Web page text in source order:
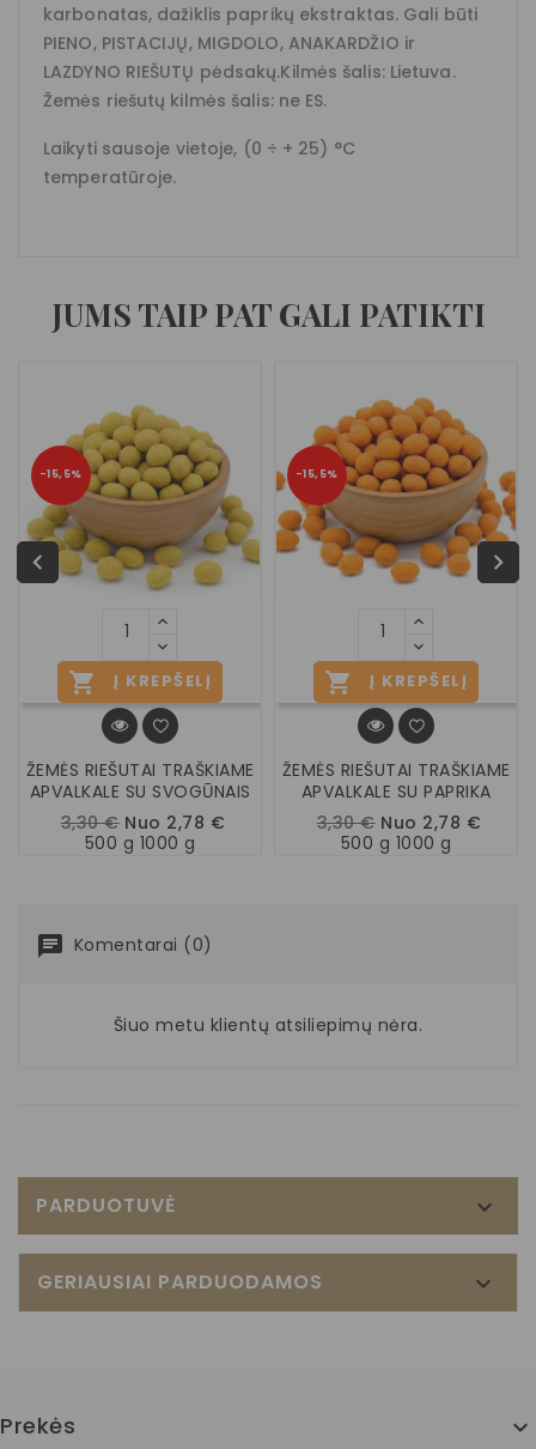
karbonatas, dažiklis paprikų ekstraktas. Gali būti
PIENO, PISTACIJŲ, MIGDOLO, ANAKARDŽIO ir
LAZDYNO RIEŠUTŲ pėdsakų.Kilmės šalis: Lietuva.
Žemės riešutų kilmės šalis: ne ES.
Laikyti sausoje vietoje, (0 ÷ + 25) °C
temperatūroje.
JUMS TAIP PAT GALI PATIKTI
−15,5%
 Į KREPŠELĮ
ŽEMĖS RIEŠUTAI TRAŠKIAME
APVALKALE SU SVOGŪNAIS
3,30 € Nuo 2,78 €
500 g 1000 g
−15,5%
 Į KREPŠELĮ
ŽEMĖS RIEŠUTAI TRAŠKIAME
APVALKALE SU PAPRIKA
3,30 € Nuo 2,78 €
500 g 1000 g
Komentarai (0)
Šiuo metu klientų atsiliepimų nėra.
PARDUOTUVĖ 
GERIAUSIAI PARDUODAMOS 
Prekės 